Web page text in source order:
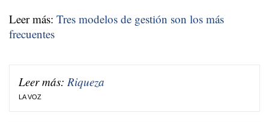
Leer más: Tres modelos de gestión son los más
frecuentes
Leer más: Riqueza
LA VOZ